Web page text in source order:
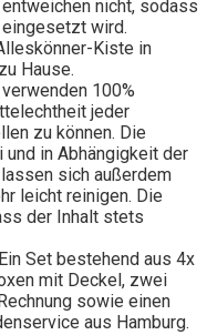
nicht, sodass
wird.
Kiste in
Hause.
100%
jeder
zu können. Die
und in Abhängigkeit der
sich außerdem
leicht reinigen. Die
der Inhalt stets
bestehend aus 4x
mit Deckel, zwei
sowie einen
aus Hamburg.